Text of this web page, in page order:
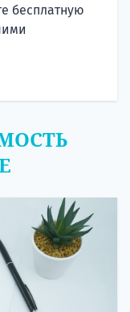
бесплатную